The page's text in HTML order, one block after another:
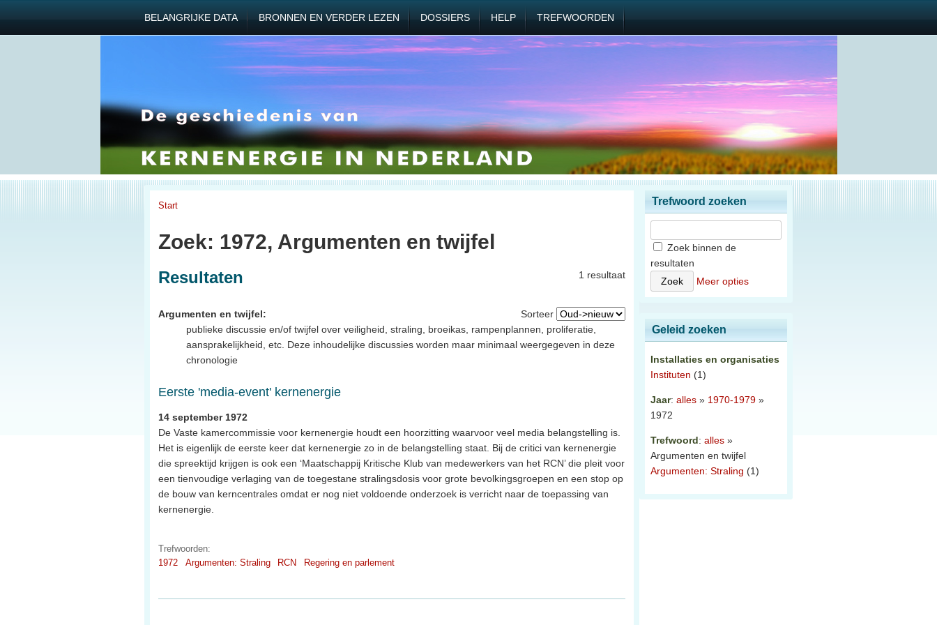
BELANGRIJKE DATA BRONNEN EN VERDER LEZEN DOSSIERS HELP TREFWOORDEN
Start
Zoek: 1972, Argumenten en twijfel
1 resultaat
Resultaten
Sorteer
Argumenten en twijfel:
publieke discussie en/of twijfel over veiligheid, straling, broeikas, rampenplannen, proliferatie,
aansprakelijkheid, etc. Deze inhoudelijke discussies worden maar minimaal weergegeven in deze
chronologie
Eerste 'media-event' kernenergie
14 september 1972
De Vaste kamercommissie voor kernenergie houdt een hoorzitting waarvoor veel media belangstelling is.
Het is eigenlijk de eerste keer dat kernenergie zo in de belangstelling staat. Bij de critici van kernenergie
die spreektijd krijgen is ook een ‘Maatschappij Kritische Klub van medewerkers van het RCN’ die pleit voor
een tienvoudige verlaging van de toegestane stralingsdosis voor grote bevolkingsgroepen en een stop op
de bouw van kerncentrales omdat er nog niet voldoende onderzoek is verricht naar de toepassing van
kernenergie.
Trefwoorden:
1972
Argumenten: Straling RCN Regering en parlement
Trefwoord zoeken
Zoek binnen de
resultaten
Meer opties
Geleid zoeken
Installaties en organisaties
Instituten (1)
Jaar: alles » 1970-1979 »
1972
Trefwoord: alles »
Argumenten en twijfel
Argumenten: Straling (1)